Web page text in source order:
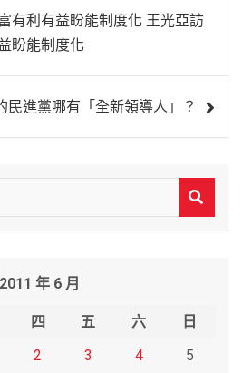
有利有益盼能制度化 王光亞訪
盼能制度化
民進黨哪有「全新領導人」？
2011 年 6 月
四 五 六
日
2 3 4 5